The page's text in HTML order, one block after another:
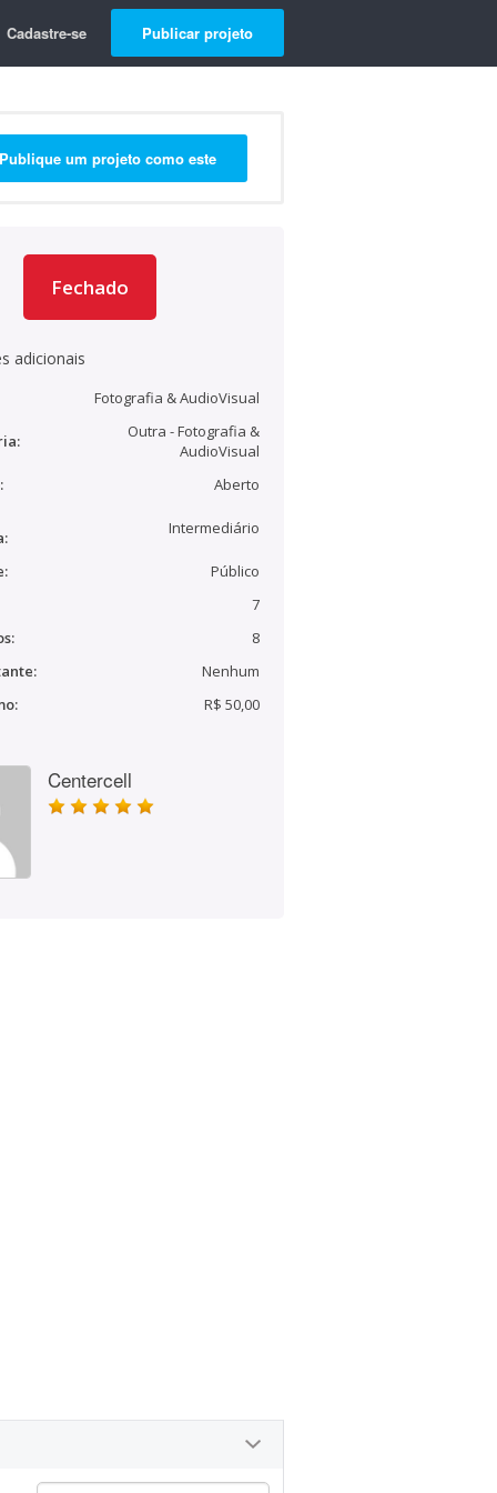
Cadastre-se Publicar projeto
Publique um projeto como este
Fechado
adicionais
Fotografia & AudioVisual
Outra - Fotografia &
AudioVisual
Aberto
Intermediário
Público
7
8
Nenhum
R$ 50,00
Centercell